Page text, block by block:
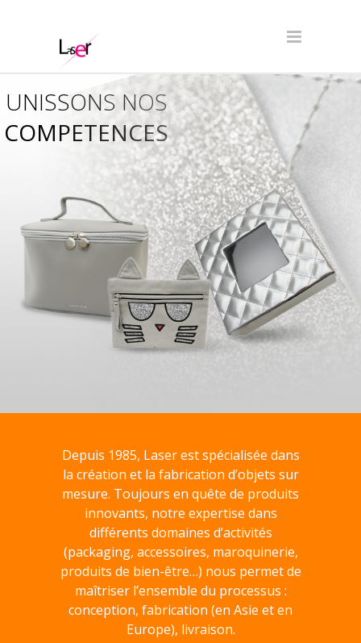
COMPETENCES
UNISSONS NOS
Depuis 1985, Laser est spécialisée dans
la création et la fabrication d’objets sur
mesure. Toujours en quête de produits
innovants, notre expertise dans
différents domaines d’activités
(packaging, accessoires, maroquinerie,
produits de bien-être…) nous permet de
maîtriser l’ensemble du processus :
conception, fabrication (en Asie et en
Europe), livraison.